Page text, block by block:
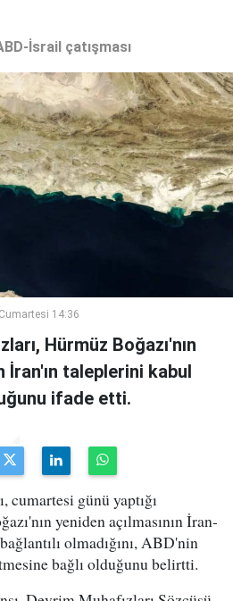
İsrail çatışması
14:36
Hürmüz Boğazı'nın
İran'ın taleplerini kabul
ifade etti.
cumartesi günü yaptığı
yeniden açılmasının İran-
olmadığını, ABD'nin
bağlı olduğunu belirtti.